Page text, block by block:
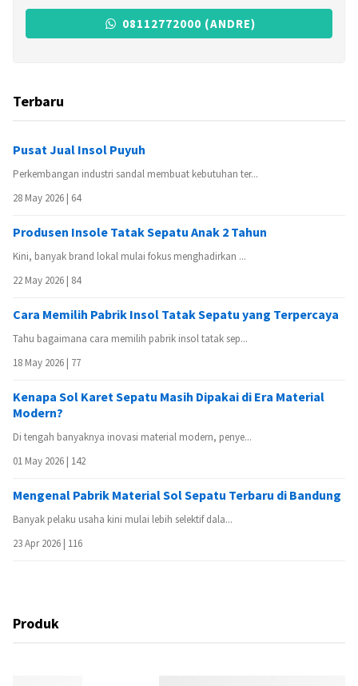
08112772000 (ANDRE)
Terbaru
Pusat Jual Insol Puyuh
Perkembangan industri sandal membuat kebutuhan ter...
28 May 2026 | 64
Produsen Insole Tatak Sepatu Anak 2 Tahun
Kini, banyak brand lokal mulai fokus menghadirkan ...
22 May 2026 | 84
Cara Memilih Pabrik Insol Tatak Sepatu yang Terpercaya
Tahu bagaimana cara memilih pabrik insol tatak sep...
18 May 2026 | 77
Kenapa Sol Karet Sepatu Masih Dipakai di Era Material
Modern?
Di tengah banyaknya inovasi material modern, penye...
01 May 2026 | 142
Mengenal Pabrik Material Sol Sepatu Terbaru di Bandung
Banyak pelaku usaha kini mulai lebih selektif dala...
23 Apr 2026 | 116
Produk